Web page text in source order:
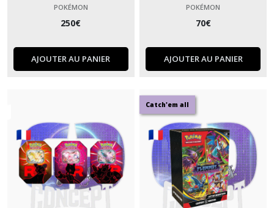
POKÉMON
250€
AJOUTER AU PANIER
POKÉMON
70€
AJOUTER AU PANIER
Catch'em all
Gundam
Piece
(2)
Afficher